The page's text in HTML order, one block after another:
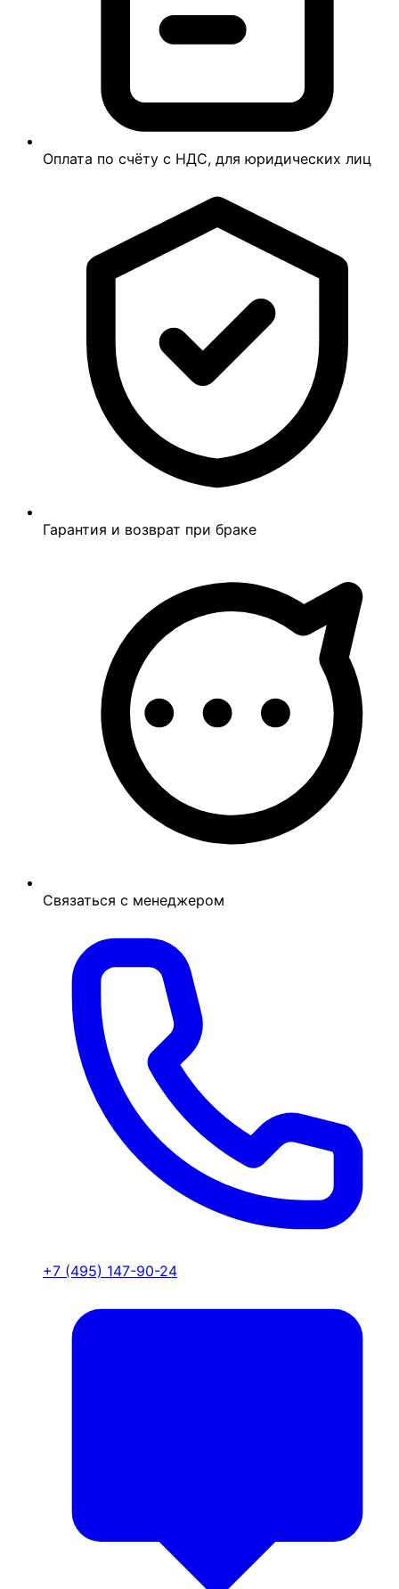
Оплата по счёту с НДС, для юридических лиц
Гарантия и возврат при браке
Связаться с менеджером
+7 (495) 147-90-24